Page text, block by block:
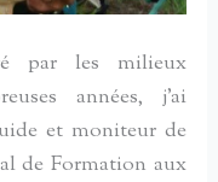
par les milieux
années, j’ai
et moniteur de
de Formation aux